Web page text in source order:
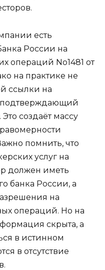
есть
России на
операций No1481 от
на практике не
ссылки на
создаёт массу
помнить, что
услуг на
должен иметь
банка России, а
на
операций. Но на
скрыта, а
в истинном
в отсутствие